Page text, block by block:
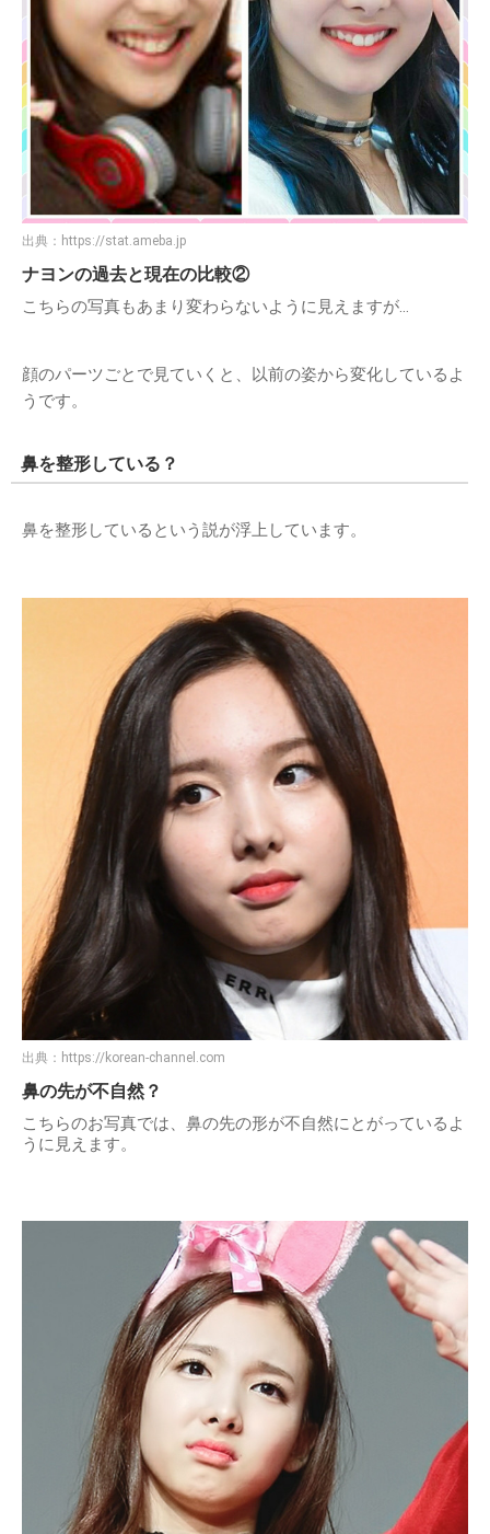
出典： https://stat.ameba.jp
ナヨンの過去と現在の比較②
こちらの写真もあまり変わらないように見えますが…
顔のパーツごとで見ていくと、以前の姿から変化しているよ
うです。
鼻を整形している？
鼻を整形しているという説が浮上しています。
出典： https://korean-channel.com
鼻の先が不自然？
こちらのお写真では、鼻の先の形が不自然にとがっているよ
うに見えます。